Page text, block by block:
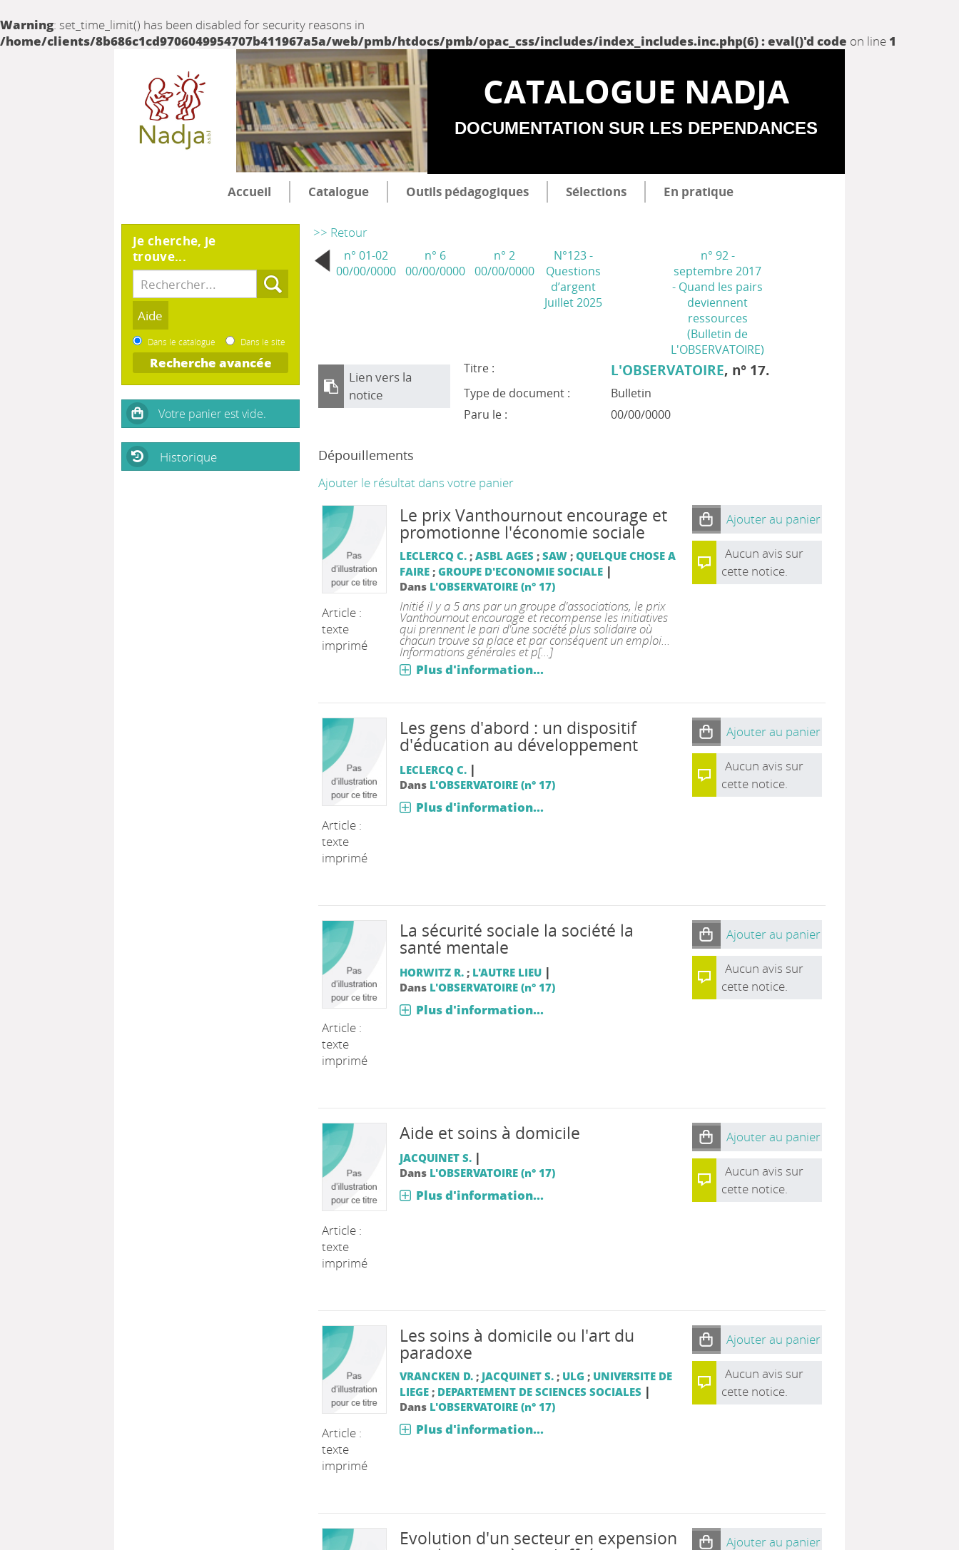
Warning: set_time_limit() has been disabled for security reasons in
/home/clients/8b686c1cd9706049954707b411967a5a/web/pmb/htdocs/pmb/opac_css/includes/index_includes.inc.php(6) : eval()'d code on line 1
CATALOGUE NADJA
DOCUMENTATION SUR LES DEPENDANCES
Accueil Catalogue Outils pédagogiques Sélections En pratique
>> Retour
n° 01-02
00/00/0000
n° 6
00/00/0000
n° 2
00/00/0000
N°123 -
Questions
d’argent
Juillet 2025
n° 92 -
septembre 2017
- Quand les pairs
deviennent
ressources
(Bulletin de
L'OBSERVATOIRE)
Lien vers la
notice
Titre : L'OBSERVATOIRE, n° 17.
Type de document :
Bulletin
Paru le :
00/00/0000
Dépouillements
Ajouter le résultat dans votre panier
Article :
texte
imprimé
Le prix Vanthournout encourage et
promotionne l'économie sociale
LECLERCQ C.; ASBL AGES; SAW; QUELQUE CHOSE A
FAIRE; GROUPE D'ECONOMIE SOCIALE |
Dans L'OBSERVATOIRE (n° 17)
Initié il y a 5 ans par un groupe d'associations, le prix
Vanthournout encourage et recompense les initiatives
qui prennent le pari d'une société plus solidaire où
chacun trouve sa place et par conséquent un emploi...
Informations générales et p[...]
Plus d'information...
Ajouter au panier
Aucun avis sur
cette notice.
Article :
texte
imprimé
Les gens d'abord : un dispositif
d'éducation au développement
LECLERCQ C. |
Dans L'OBSERVATOIRE (n° 17)
Plus d'information...
Ajouter au panier
Aucun avis sur
cette notice.
Article :
texte
imprimé
La sécurité sociale la société la
santé mentale
HORWITZ R.; L'AUTRE LIEU |
Dans L'OBSERVATOIRE (n° 17)
Plus d'information...
Ajouter au panier
Aucun avis sur
cette notice.
Article :
texte
imprimé
Aide et soins à domicile
JACQUINET S. |
Dans L'OBSERVATOIRE (n° 17)
Plus d'information...
Ajouter au panier
Aucun avis sur
cette notice.
Article :
texte
imprimé
Les soins à domicile ou l'art du
paradoxe
VRANCKEN D.; JACQUINET S.; ULG ; UNIVERSITE DE
LIEGE; DEPARTEMENT DE SCIENCES SOCIALES |
Dans L'OBSERVATOIRE (n° 17)
Plus d'information...
Ajouter au panier
Aucun avis sur
cette notice.
Evolution d'un secteur en expension Ajouter au panier
Je cherche, je
trouve...
Dans le catalogue Dans le site
Recherche avancée
Historique